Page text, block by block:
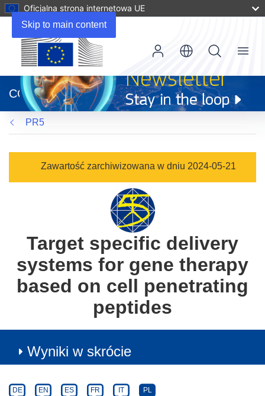
Skip to main content
Oficjalna strona internetowa UE
otworzy
się
w
nowym
oknie)
CORDIS
Menu
PR5
Zawartość zarchiwizowana w dniu 2024-05-21
Target specific delivery
systems for gene therapy
based on cell penetrating
peptides
Wyniki w skrócie
Category
Article
DE EN ES FR IT PL